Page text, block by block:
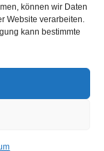
können wir Daten
Website verarbeiten.
kann bestimmte